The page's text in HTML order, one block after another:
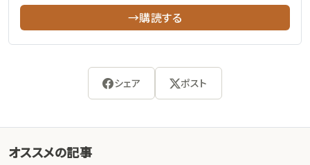
→購読する
シェア ポスト
オススメの記事